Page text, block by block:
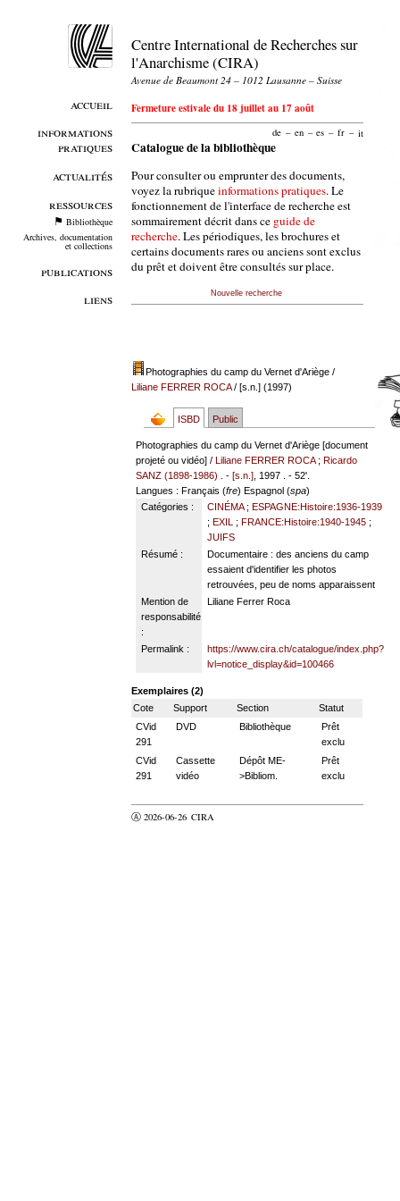
accueil
informations
pratiques
actualités
ressources
Bibliothèque
Archives, documentation
et collections
publications
liens
Centre International de Recherches sur
l'Anarchisme (CIRA)
Avenue de Beaumont 24 – 1012 Lausanne – Suisse
Fermeture estivale du 18 juillet au 17 août
de – en – es – fr – it
Catalogue de la bibliothèque
Pour consulter ou emprunter des documents,
voyez la rubriqueinformations pratiques. Le
fonctionnement de l'interface de recherche est
sommairement décrit dans ce guide de
recherche. Les périodiques, les brochures et
certains documents rares ou anciens sont exclus
du prêt et doivent être consultés sur place.
Nouvelle recherche
Photographies du camp du Vernet d'Ariège/
Liliane FERRER ROCA/ [s.n.] (1997)
ISBD Public
Photographies du camp du Vernet d'Ariège [document
projeté ou vidéo] /Liliane FERRER ROCA;Ricardo
SANZ (1898-1986)
. -[s.n.] , 1997 . - 52'.
Langues : Français (fre) Espagnol (spa)
Catégories :
CINÉMA; ESPAGNE:Histoire:1936-1939
; EXIL ; FRANCE:Histoire:1940-1945;
JUIFS
Résumé :
Documentaire : des anciens du camp
essaient d'identifier les photos
retrouvées, peu de noms apparaissent
Mention de
responsabilité
:
Liliane Ferrer Roca
Permalink :
https://www.cira.ch/catalogue/index.php?
lvl=notice_display&id=100466
Exemplaires (2)
Cote
Support Section
Statut
CVid
291
DVD Bibliothèque
Prêt
exclu
CVid
291
Cassette
vidéo
Dépôt ME-
>Bibliom.
Prêt
exclu
Ⓐ 2026-06-26 CIRA